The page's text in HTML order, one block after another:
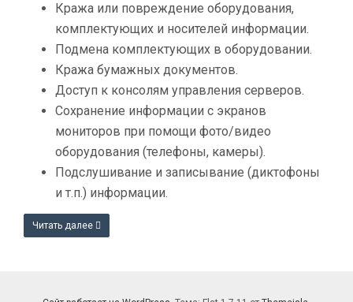
Кража или повреждение оборудования,
комплектующих и носителей информации.
Подмена комплектующих в оборудовании.
Кража бумажных документов.
Доступ к консолям управления серверов.
Сохранение информации с экранов
мониторов при помощи фото/видео
оборудования (телефоны, камеры).
Подслушивание и записывание (диктофоны
и т.п.) информации.
Читать далее